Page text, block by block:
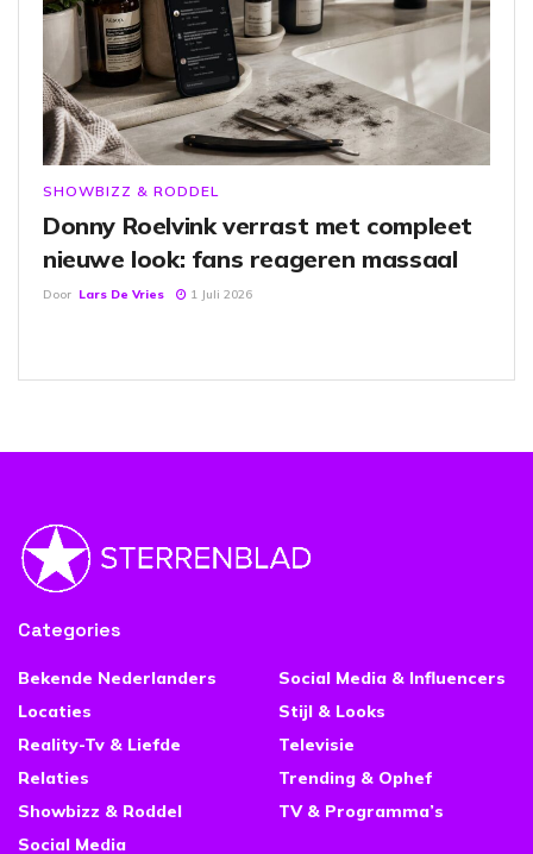
SHOWBIZZ & RODDEL
Donny Roelvink verrast met compleet
nieuwe look: fans reageren massaal
Door Lars De Vries 1 Juli 2026
Categories
Bekende Nederlanders
Locaties
Reality-Tv & Liefde
Relaties
Showbizz & Roddel
Social Media
Social Media & Influencers
Stijl & Looks
Televisie
Trending & Ophef
TV & Programma’s